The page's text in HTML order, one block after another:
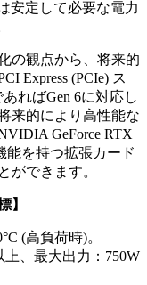
安定して必要な電力
の観点から、将来的
Express (PCIe) ス
ればGen 6に対応し
来的により高性能な
GeForce RTX
能を持つ拡張カード
ができます。
】
(高負荷時)。
上、最大出力：750W